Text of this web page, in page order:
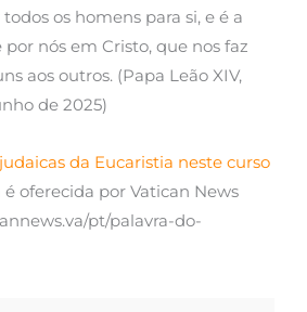
os homens para si, e é a
nós em Cristo, que nos faz
aos outros. (Papa Leão XIV,
de 2025)
da Eucaristia neste curso
oferecida por Vatican News
pt/palavra-do-